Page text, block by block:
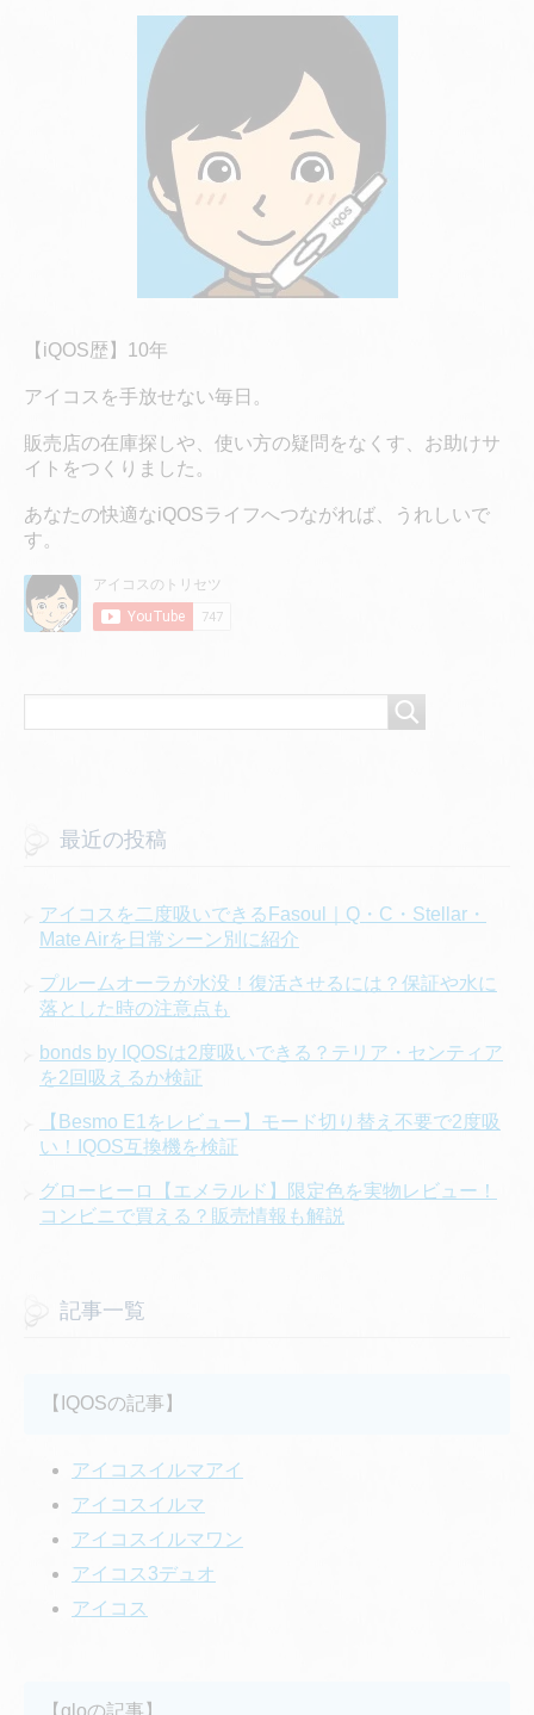
【iQOS歴】10年
アイコスを手放せない毎日。
販売店の在庫探しや、使い方の疑問をなくす、お助けサ
イトをつくりました。
あなたの快適なiQOSライフへつながれば、うれしいで
す。
最近の投稿
アイコスを二度吸いできるFasoul｜Q・C・Stellar・
Mate Airを日常シーン別に紹介
プルームオーラが水没！復活させるには？保証や水に
落とした時の注意点も
bonds by IQOSは2度吸いできる？テリア・センティア
を2回吸えるか検証
【Besmo E1をレビュー】モード切り替え不要で2度吸
い！IQOS互換機を検証
グローヒーロ【エメラルド】限定色を実物レビュー！
コンビニで買える？販売情報も解説
記事一覧
【IQOSの記事】
アイコスイルマアイ
アイコスイルマ
アイコスイルマワン
アイコス3デュオ
アイコス